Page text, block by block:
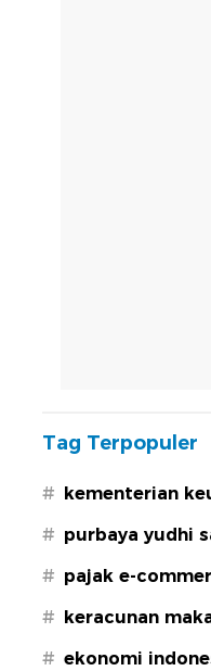
Tag Terpopuler
# kementerian
# purbaya yudhi
# pajak e-
# keracunan
# ekonomi